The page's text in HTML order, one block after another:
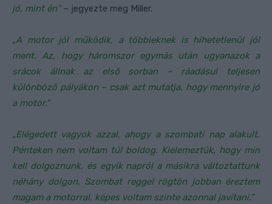
jó, mint én”– jegyezte meg Miller.
„A motor jól működik, a többieknek is hihetetlenül jól
ment. Az, hogy háromszor egymás után ugyanazok a
srácok állnak az első sorban – ráadásul teljesen
különböző pályákon – csak azt mutatja, hogy mennyire jó
a motor.”
„Elégedett vagyok azzal, ahogy a szombati nap alakult.
Pénteken nem voltam túl boldog. Kielemeztük, hogy min
kell dolgoznunk, és egyik napról a másikra változtattunk
néhány dolgon. Szombat reggel rögtön jobban éreztem
magam a motorral, képes voltam szinte azonnal javítani.”